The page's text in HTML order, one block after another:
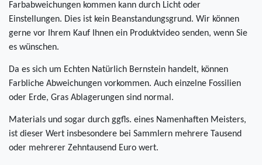
Farbabweichungen kommen kann durch Licht oder
Einstellungen. Dies ist kein Beanstandungsgrund. Wir können
gerne vor Ihrem Kauf Ihnen ein Produktvideo senden, wenn Sie
es wünschen.
Da es sich um Echten Natürlich Bernstein handelt, können
Farbliche Abweichungen vorkommen. Auch einzelne Fossilien
oder Erde, Gras Ablagerungen sind normal.
Materials und sogar durch ggfls. eines Namenhaften Meisters,
ist dieser Wert insbesondere bei Sammlern mehrere Tausend
oder mehrerer Zehntausend Euro wert.